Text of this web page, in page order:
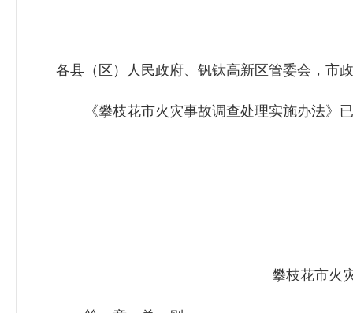
各县（区）人民政府、钒钛高新区管委会，市
《攀枝花市火灾事故调查处理实施办法》已
攀枝花市火灾